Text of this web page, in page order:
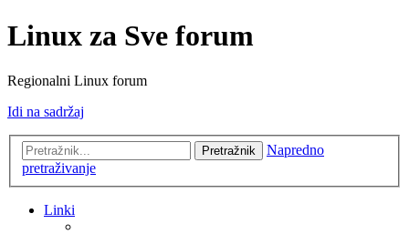
Linux za Sve forum
Regionalni Linux forum
Idi na sadržaj
Pretražnik
Napredno
pretraživanje
Linki